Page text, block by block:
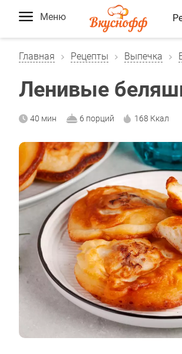
Меню
Главная Рецепты Выпечка
Ленивые
40 мин 6 порций 168 Ккал